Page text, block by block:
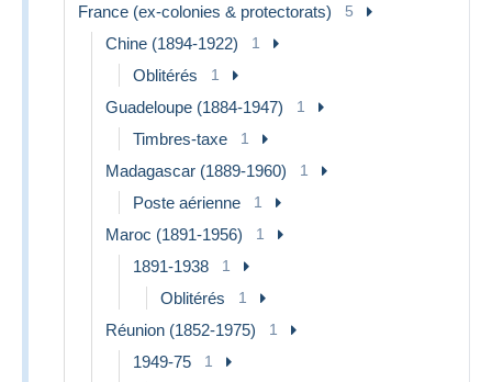
France (ex-colonies & protectorats) 5
Chine (1894-1922) 1
Oblitérés 1
Guadeloupe (1884-1947) 1
Timbres-taxe 1
Madagascar (1889-1960) 1
Poste aérienne 1
Maroc (1891-1956) 1
1891-1938 1
Oblitérés 1
Réunion (1852-1975) 1
1949-75 1